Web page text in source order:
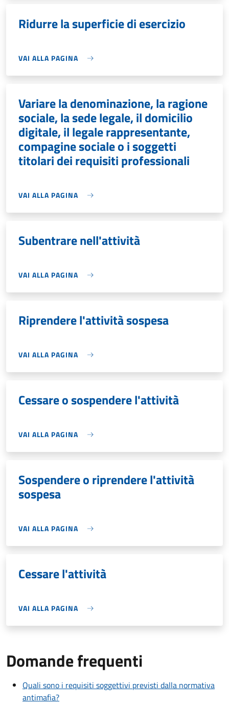
Ridurre la superficie di esercizio
VAI ALLA PAGINA
Variare la denominazione, la ragione
sociale, la sede legale, il domicilio
digitale, il legale rappresentante,
compagine sociale o i soggetti
titolari dei requisiti professionali
VAI ALLA PAGINA
Subentrare nell'attività
VAI ALLA PAGINA
Riprendere l'attività sospesa
VAI ALLA PAGINA
Cessare o sospendere l'attività
VAI ALLA PAGINA
Sospendere o riprendere l'attività
sospesa
VAI ALLA PAGINA
Cessare l'attività
VAI ALLA PAGINA
Domande frequenti
Quali sono i requisiti soggettivi previsti dalla normativa
antimafia?